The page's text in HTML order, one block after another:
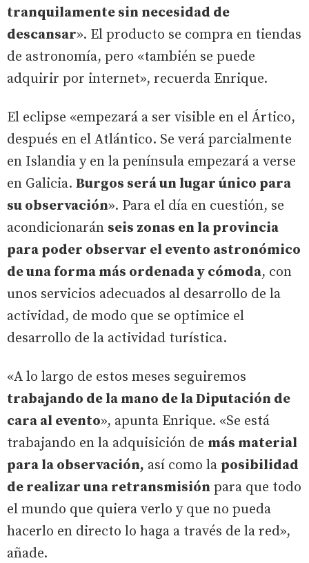
tranquilamente sin necesidad de
descansar». El producto se compra en tiendas
de astronomía, pero «también se puede
adquirir por internet», recuerda Enrique.
El eclipse «empezará a ser visible en el Ártico,
después en el Atlántico. Se verá parcialmente
en Islandia y en la península empezará a verse
en Galicia. Burgos será un lugar único para
su observación». Para el día en cuestión, se
acondicionarán seis zonas en la provincia
para poder observar el evento astronómico
de una forma más ordenada y cómoda, con
unos servicios adecuados al desarrollo de la
actividad, de modo que se optimice el
desarrollo de la actividad turística.
«A lo largo de estos meses seguiremos
trabajando de la mano de la Diputación de
cara al evento», apunta Enrique. «Se está
trabajando en la adquisición de más material
para la observación, así como la posibilidad
de realizar una retransmisión para que todo
el mundo que quiera verlo y que no pueda
hacerlo en directo lo haga a través de la red»,
añade.